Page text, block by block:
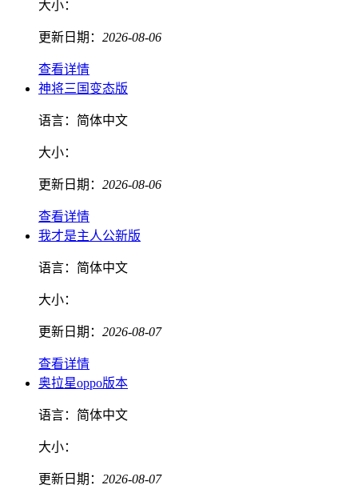
大小：
更新日期： 2026-08-06
查看详情
神将三国变态版
语言： 简体中文
大小：
更新日期： 2026-08-06
查看详情
我才是主人公新版
语言： 简体中文
大小：
更新日期： 2026-08-07
查看详情
奥拉星oppo版本
语言： 简体中文
大小：
更新日期： 2026-08-07